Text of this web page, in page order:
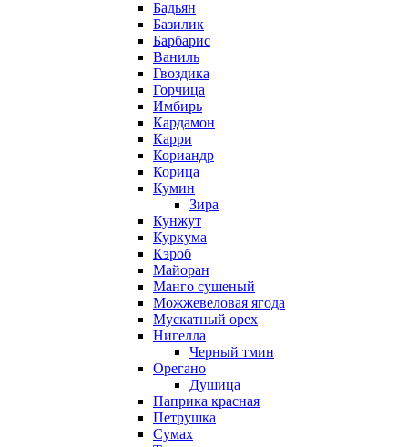
Бадьян
Базилик
Барбарис
Ваниль
Гвоздика
Горчица
Имбирь
Кардамон
Карри
Кориандр
Корица
Кумин
Зира
Кунжут
Куркума
Кэроб
Майоран
Манго сушеный
Можжевеловая ягода
Мускатный орех
Нигелла
Черный тмин
Орегано
Душица
Паприка красная
Петрушка
Сумах